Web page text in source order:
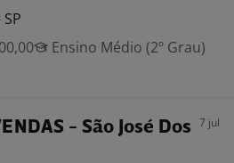
Ensino Médio (2º Grau)
- São José Dos 7 jul